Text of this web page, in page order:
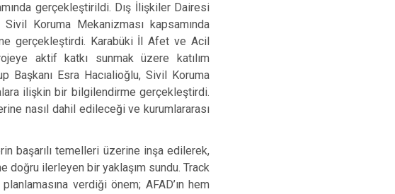
gerçekleştirildi. Dış İlişkiler Dairesi
Sivil Koruma Mekanizması kapsamında
gerçekleştirdi. Karabüki İl Afet ve Acil
aktif katkı sunmak üzere katılım
Başkanı Esra Hacıalioğlu, Sivil Koruma
ilişkin bir bilgilendirme gerçekleştirdi.
nasıl dahil edileceği ve kurumlararası
temelleri üzerine inşa edilerek,
doğru ilerleyen bir yaklaşım sundu. Track
verdiği önem; AFAD’ın hem